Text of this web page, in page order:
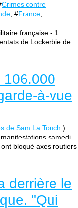
Crimes contre
, #France
française - 1.
de Lockerbie de
106.000
à-vue
de Sam La Touch )
samedi
bloqué axes routiers
derrière le
"Qui